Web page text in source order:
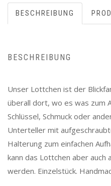
BESCHREIBUNG
BESCHREIBUNG
Unser Lottchen ist der
überall dort, wo es was zum
Schlüssel, Schmuck oder
Unterteller mit
Halterung zum einfachen
kann das Lottchen aber
werden. Einzelstück.